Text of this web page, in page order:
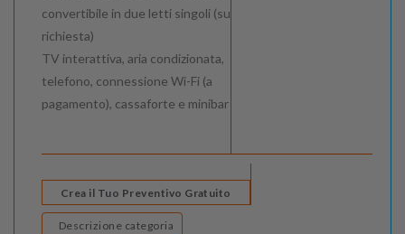
convertibile in due letti singoli (su
richiesta)
TV interattiva, aria condizionata,
telefono, connessione Wi-Fi (a
pagamento), cassaforte e minibar
Crea il Tuo Preventivo Gratuito
Descrizione categoria